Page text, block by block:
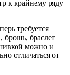
к крайнему ряду
требуется
брошь, браслет
можно и
отличаться от